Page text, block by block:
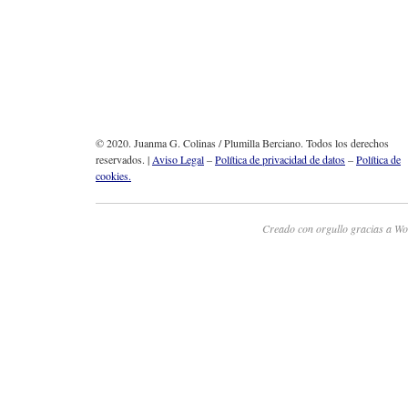
© 2020. Juanma G. Colinas / Plumilla Berciano. Todos los derechos
reservados. |Aviso Legal–Política de privacidad de datos–Política de
cookies.
Creado con orgullo gracias a